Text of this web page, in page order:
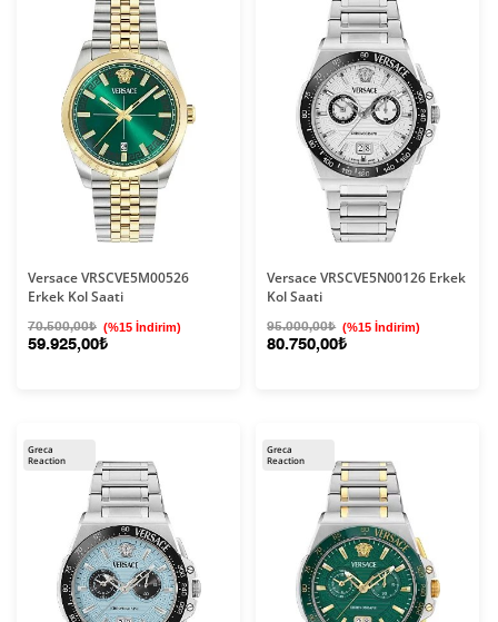
Versace VRSCVE5M00526
Erkek Kol Saati
70.500,00₺ (%15 İndirim)
59.925,00₺
Versace VRSCVE5N00126 Erkek
Kol Saati
95.000,00₺ (%15 İndirim)
80.750,00₺
Greca
Reaction
Greca
Reaction